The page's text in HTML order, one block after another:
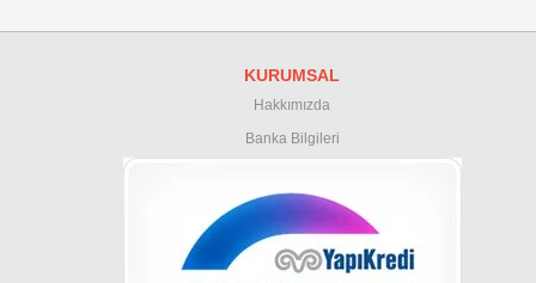
KURUMSAL
Hakkımızda
Banka Bilgileri